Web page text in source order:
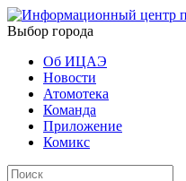
Выбор города
Об ИЦАЭ
Новости
Атомотека
Команда
Приложение
Комикс